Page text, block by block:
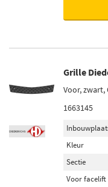
Grille
Voor, zwart,
1663145
Kleur
Sectie
Voor facelift